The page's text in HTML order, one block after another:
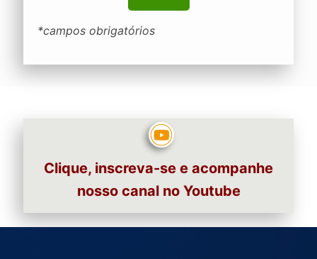
*campos obrigatórios
Clique, inscreva-se e acompanhe
nosso canal no Youtube